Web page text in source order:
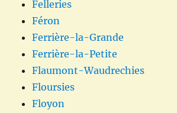
Felleries
Féron
Ferrière-la-Grande
Ferrière-la-Petite
Flaumont-Waudrechies
Floursies
Floyon